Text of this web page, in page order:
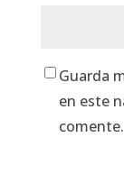
Guarda
en este
comente.